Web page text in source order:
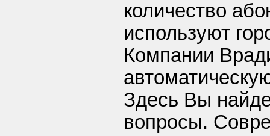
количество
используют
Компании
Здесь Вы
вопросы.